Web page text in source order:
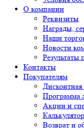
О компании
Реквизиты
Награды,
Наши
Новости
Контакты
Покупателям
Программа
Акции и
Возврат и